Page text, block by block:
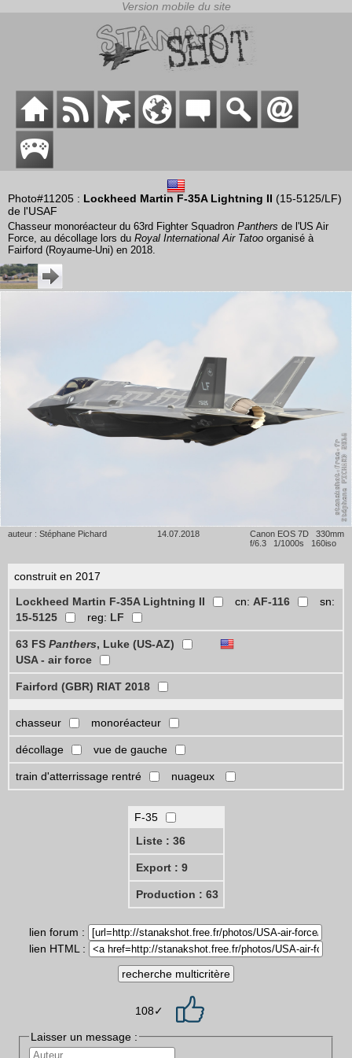
Photo#11205 : Lockheed Martin F-35A Lightning II (15-5125/LF)
de l'USAF
Chasseur monoréacteur du 63rd Fighter Squadron Panthers de l'US Air
Force, au décollage lors du Royal International Air Tatoo organisé à
Fairford (Royaume-Uni) en 2018.
auteur : Stéphane Pichard 14.07.2018
Canon EOS 7D 330mm
f/6.3 1/1000s 160iso
construit en 2017
Lockheed Martin F-35A Lightning II
cn: AF-116
sn:
15-5125
reg: LF
63 FS Panthers, Luke (US-AZ)
USA - air force
Fairford (GBR) RIAT 2018
chasseur monoréacteur
décollage vue de gauche
train d'atterrissage rentré nuageux
F-35
Liste : 36
Export : 9
Production : 63
lien forum :
lien HTML :
108✓
Laisser un message :